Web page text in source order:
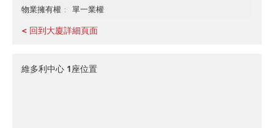
物業擁有權 單一業權
< 回到大廈詳細頁面
維多利中心 1座位置